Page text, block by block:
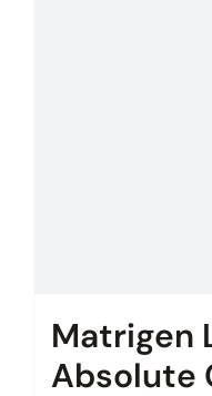
Matrigen
Absolute